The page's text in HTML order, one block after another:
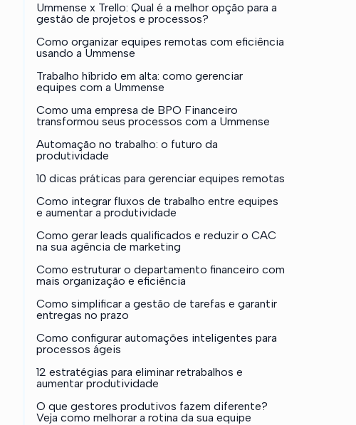
Ummense x Trello: Qual é a melhor opção para a
gestão de projetos e processos?
Como organizar equipes remotas com eficiência
usando a Ummense
Trabalho híbrido em alta: como gerenciar
equipes com a Ummense
Como uma empresa de BPO Financeiro
transformou seus processos com a Ummense
Automação no trabalho: o futuro da
produtividade
10 dicas práticas para gerenciar equipes remotas
Como integrar fluxos de trabalho entre equipes
e aumentar a produtividade
Como gerar leads qualificados e reduzir o CAC
na sua agência de marketing
Como estruturar o departamento financeiro com
mais organização e eficiência
Como simplificar a gestão de tarefas e garantir
entregas no prazo
Como configurar automações inteligentes para
processos ágeis
12 estratégias para eliminar retrabalhos e
aumentar produtividade
O que gestores produtivos fazem diferente?
Veja como melhorar a rotina da sua equipe